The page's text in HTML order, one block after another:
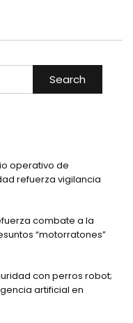
Search
operativo de
refuerza vigilancia
combate a la
“motorratones”
con perros robot;
artificial en